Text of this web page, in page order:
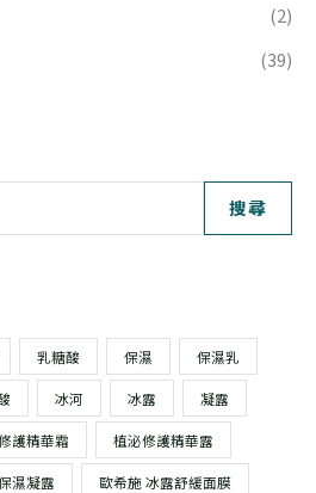
(2)
(39)
搜尋
乳糖酸 保濕 保濕乳
冰河 冰露 凝露
護精華霜 植泌修護精華露
濕凝露 歐希施 冰露舒緩面膜